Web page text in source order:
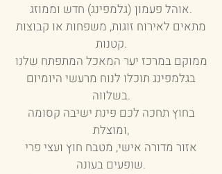
אוהל פעמון (גלמפינג) חדש וממוזג.
מתאים לאירוח זוגות, משפחות או קבוצות
קטנות.
ממוקם במרכז יער המאכל המתפתח שלנו
בגלמפינג תוכלו לנוח מרעשי היומיום
בשלווה.
בחוץ תחכה לכם פינת ישיבה קסומה
ומוצלת,
אזור מדורה אישי, מטבח חוץ ועצי פרי
שופעים בעונה.